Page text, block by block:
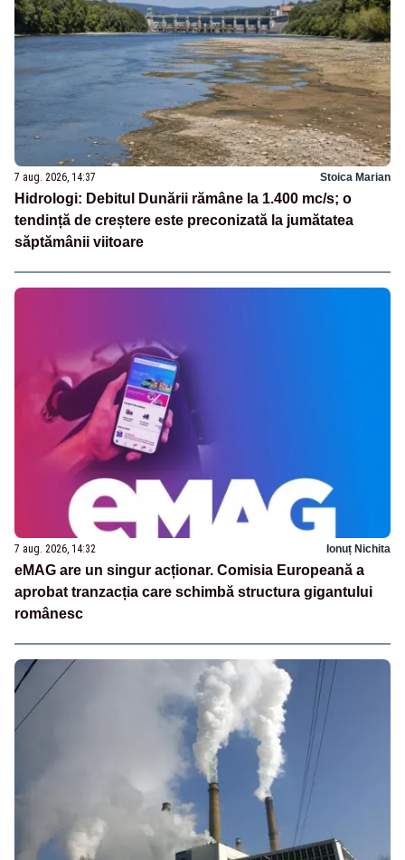
7 aug. 2026, 14:37 Stoica Marian
Hidrologi: Debitul Dunării rămâne la 1.400 mc/s; o
tendință de creștere este preconizată la jumătatea
săptămânii viitoare
7 aug. 2026, 14:32 Ionuț Nichita
eMAG are un singur acționar. Comisia Europeană a
aprobat tranzacția care schimbă structura gigantului
românesc